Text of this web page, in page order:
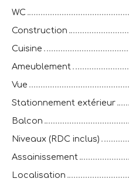
WC
Construction
Cuisine
Ameublement
Vue
Stationnement extérieur
Balcon
Niveaux (RDC inclus)
Assainissement
Localisation